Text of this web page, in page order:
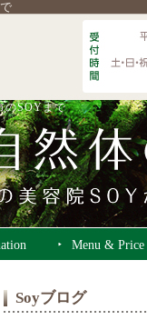
のSOYまで
Menu & Price
Soyブログ